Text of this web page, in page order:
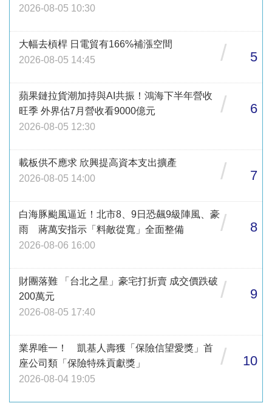
2026-08-05 10:30
大幅去槓桿 日電貿有166%補漲空間
2026-08-05 14:45
/ 5
蘋果鏈拉貨潮加持與AI共振！鴻海下半年營收
旺季 外界估7月營收看9000億元
2026-08-05 12:30
/ 6
載板供不應求 欣興提高資本支出擴產
2026-08-05 14:00
/ 7
白海豚颱風逼近！北市8、9日恐飆9級陣風、豪
雨 蔣萬安指示「料敵從寬」全面整備
2026-08-06 16:00
/ 8
財團落難 「台北之星」豪宅打折賣 成交價跌破
200萬元
2026-08-05 17:40
/ 9
業界唯一！ 凱基人壽獲「保險信望愛獎」首
座公司類「保險特殊貢獻獎」
2026-08-04 19:05
/ 10